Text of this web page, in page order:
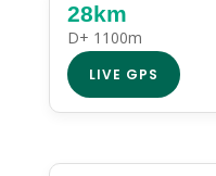
28km
D+ 1100m
LIVE GPS